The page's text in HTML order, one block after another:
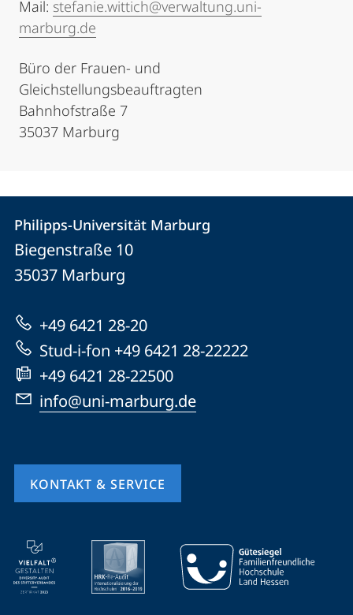
Mail: stefanie.wittich@verwaltung.uni-
marburg.de
Büro der Frauen- und
Gleichstellungsbeauftragten
Bahnhofstraße 7
35037 Marburg
Kontakt
und
Informationen
zur
Website
Kontaktinformationen
Philipps-
Universität
Marburg
Philipps-Universität Marburg
Biegenstraße 10
35037 Marburg
+49 6421 28-20
Stud-i-fon +49 6421 28-22222
+49 6421 28-22500
info@uni-marburg.de
KONTAKT & SERVICE
Mobile-
Service-
Navigation